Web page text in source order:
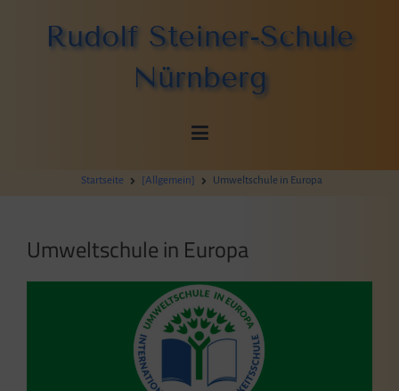
springenRudolf Steiner-Schule
Nürnberg
Startseite [Allgemein] Umweltschule in Europa
Umweltschule in Europa